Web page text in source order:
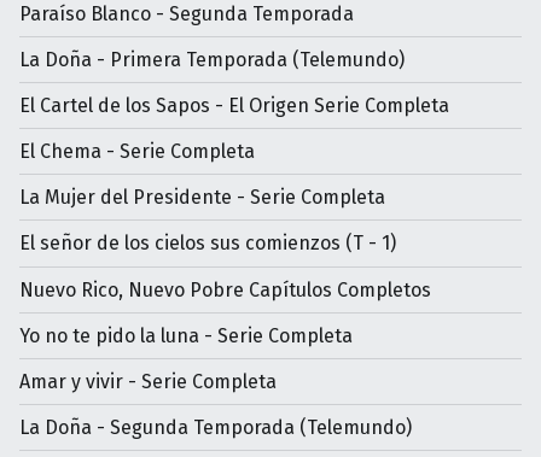
Paraíso Blanco - Segunda Temporada
La Doña - Primera Temporada (Telemundo)
El Cartel de los Sapos - El Origen Serie Completa
El Chema - Serie Completa
La Mujer del Presidente - Serie Completa
El señor de los cielos sus comienzos (T - 1)
Nuevo Rico, Nuevo Pobre Capítulos Completos
Yo no te pido la luna - Serie Completa
Amar y vivir - Serie Completa
La Doña - Segunda Temporada (Telemundo)